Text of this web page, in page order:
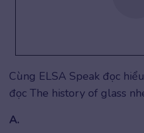
Cùng ELSA Speak đọc
đọc The history of glass
A.